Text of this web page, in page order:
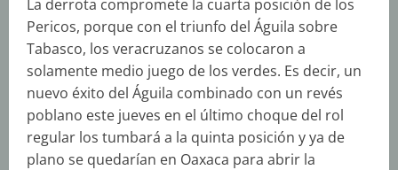
La derrota compromete la cuarta posición de los
Pericos, porque con el triunfo del Águila sobre
Tabasco, los veracruzanos se colocaron a
solamente medio juego de los verdes. Es decir, un
nuevo éxito del Águila combinado con un revés
poblano este jueves en el último choque del rol
regular los tumbará a la quinta posición y ya de
plano se quedarían en Oaxaca para abrir la